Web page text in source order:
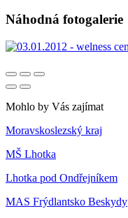
Náhodná fotogalerie
Mohlo by Vás zajímat
Moravskoslezský kraj
MŠ Lhotka
Lhotka pod Ondřejníkem
MAS Frýdlantsko Beskydy